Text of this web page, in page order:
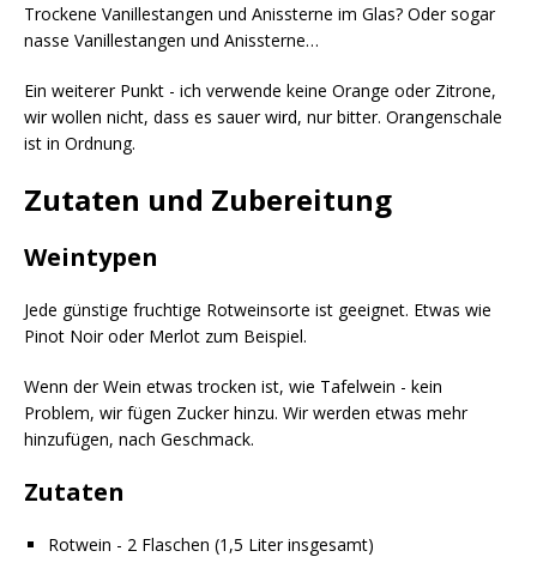
Trockene Vanillestangen und Anissterne im Glas? Oder sogar
nasse Vanillestangen und Anissterne…
Ein weiterer Punkt - ich verwende keine Orange oder Zitrone,
wir wollen nicht, dass es sauer wird, nur bitter. Orangenschale
ist in Ordnung.
Zutaten und Zubereitung
Weintypen
Jede günstige fruchtige Rotweinsorte ist geeignet. Etwas wie
Pinot Noir oder Merlot zum Beispiel.
Wenn der Wein etwas trocken ist, wie Tafelwein - kein
Problem, wir fügen Zucker hinzu. Wir werden etwas mehr
hinzufügen, nach Geschmack.
Zutaten
Rotwein - 2 Flaschen (1,5 Liter insgesamt)